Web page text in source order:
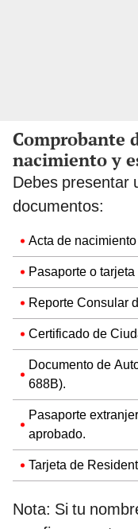
Comprobante
nacimiento y
Debes presentar
documentos:
Acta de
Pasaporte o
Reporte Consular
Certificado de
Documento de
688B).
Pasaporte
aprobado.
Tarjeta de
Nota: Si tu